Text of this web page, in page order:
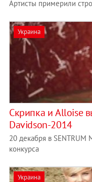
Артисты примерили
Украина
Скрипка и Alloise
Davidson-2014
20 декабря в SENTRUM
конкурса
Украина